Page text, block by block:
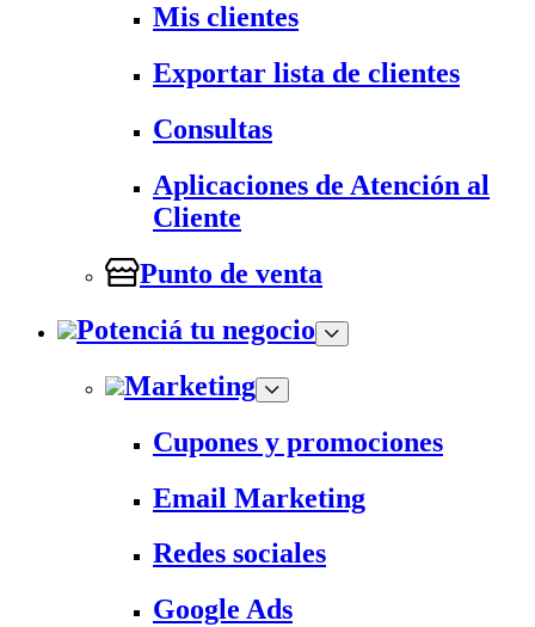
Mis clientes
Exportar lista de clientes
Consultas
Aplicaciones de Atención al
Cliente
Punto de venta
Potenciá tu negocio
Marketing
Cupones y promociones
Email Marketing
Redes sociales
Google Ads